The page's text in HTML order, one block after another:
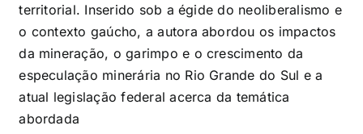
territorial. Inserido sob a égide do neoliberalismo e
o contexto gaúcho, a autora abordou os impactos
da mineração, o garimpo e o crescimento da
especulação minerária no Rio Grande do Sul e a
atual legislação federal acerca da temática
abordada